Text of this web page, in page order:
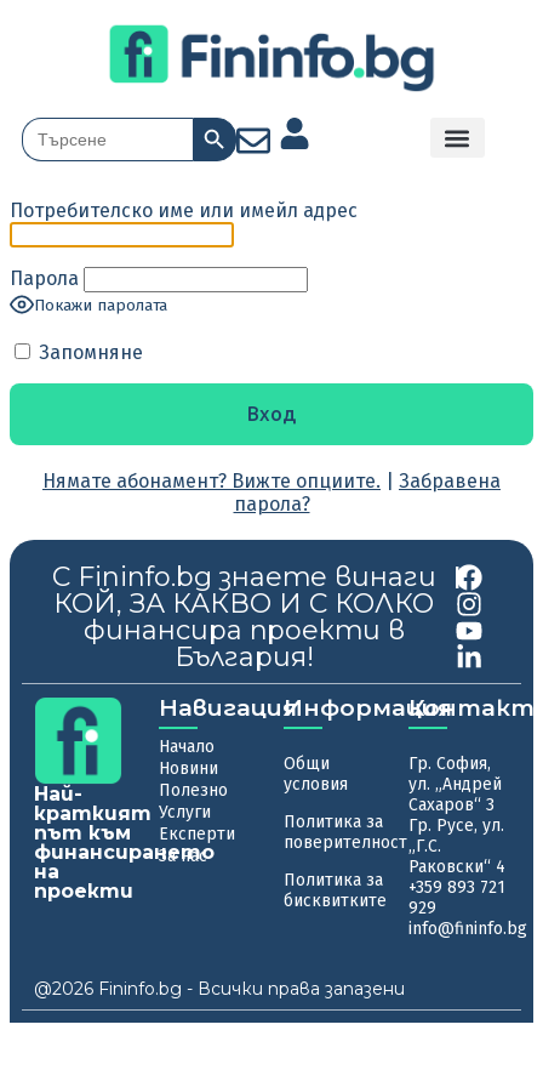
Search
for:
Search Button
Потребителско име или имейл адрес
Парола
Покажи паролата
Запомняне
Нямате абонамент? Вижте опциите.
Забравена
парола?
С Fininfo.bg знаете винаги
КОЙ, ЗА КАКВО И С КОЛКО
финансира проекти в
България!
|
Най-
краткият
път към
финансирането
на
проекти
Навигация
Начало
Новини
Полезно
Услуги
Експерти
За нас
Информация
Общи
условия
Политика за
поверителност
Политика за
бисквитките
Гр. София,
ул. „Андрей
Сахаров“ 3
Гр. Русе, ул.
„Г.С.
Раковски“ 4
+359 893 721
929
info@fininfo.bg
@2026 Fininfo.bg - Всички права запазени